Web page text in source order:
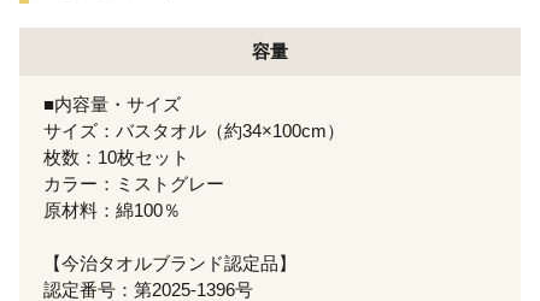
容量
■内容量・サイズ
サイズ：バスタオル（約34×100cm）
枚数：10枚セット
カラー：ミストグレー
原材料：綿100％
【今治タオルブランド認定品】
認定番号：第2025-1396号